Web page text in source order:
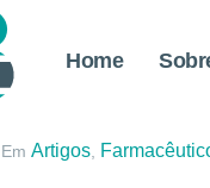
Home
O
Em Artigos